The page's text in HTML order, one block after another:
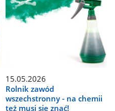
15.05.2026
Rolnik zawód
wszechstronny - na chemii
też musi się znać!